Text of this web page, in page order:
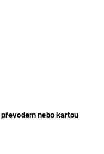
nebo kartou